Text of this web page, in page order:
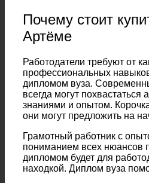
Почему стоит
Артёме
Работодатели требуют от
профессиональных
дипломом вуза.
всегда могут похвастаться
знаниями и опытом.
они могут предложить на
Грамотный работник с
пониманием всех нюансов
дипломом будет для
находкой. Диплом вуза